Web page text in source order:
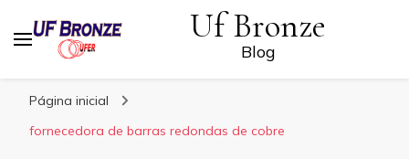
Uf Bronze
Blog
Página inicial
fornecedora de barras redondas de cobre